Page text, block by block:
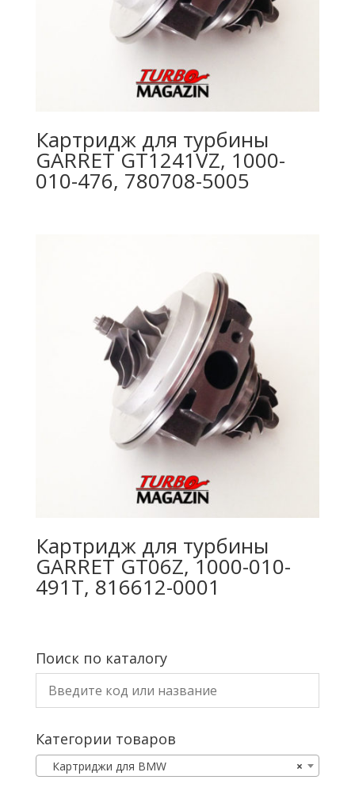
Картридж для турбины
GARRET GT1241VZ, 1000-
010-476, 780708-5005
Картридж для турбины
GARRET GT06Z, 1000-010-
491T, 816612-0001
Поиск по каталогу
Категории товаров
×
Картриджи для BMW